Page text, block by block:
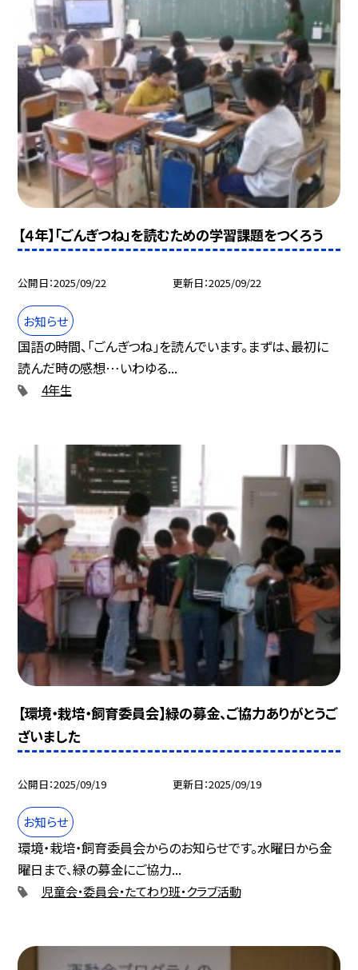
【４年】「ごんぎつね」を読むための学習課題をつくろう
公開日 2025/09/22 更新日 2025/09/22
お知らせ
国語の時間、「ごんぎつね」を読んでいます。まずは、最初に
読んだ時の感想…いわゆる...
4年生
【環境・栽培・飼育委員会】緑の募金、ご協力ありがとうご
ざいました
公開日 2025/09/19 更新日 2025/09/19
お知らせ
環境・栽培・飼育委員会からのお知らせです。水曜日から金
曜日まで、緑の募金にご協力...
児童会・委員会・たてわり班・クラブ活動